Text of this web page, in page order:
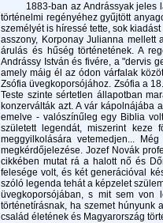
1883-ban az Andrássyak jeles
történelmi regényéhez gyűjtött
személyét is híressé tette, sok
asszony, Korponay Julianna mellett
árulás és hűség történetének. A
Andrássy István és fivére, a "dervis
amely máig él az ódon várfalak
Zsófia üvegkoporsójához. Zsófia a
Teste szinte sértetlen állapotban
konzerválták azt. A vár kápolnájába
emelve - valószínűleg egy Biblia
született legendát, miszerint keze
meggyilkolására vetemedjen...
megkérdőjelezése. Jozef Novák
cikkében mutat rá a halott nő és
felesége volt, és két generációval
szóló legenda tehát a képzelet
üvegkoporsójában, s mit sem von
történetírásnak, ha szemet húnyunk
család életének és Magyarország